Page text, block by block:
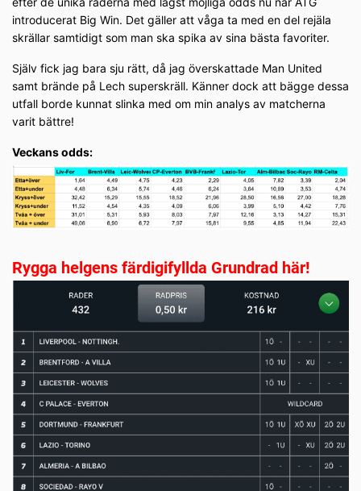
introducerat Big Win. Det gäller att våga ta med en del rejäla
skrällar samtidigt som man ska spika av sina bästa favoriter.
Själv fick jag bara sju rätt, då jag överskattade Man United
samt brände på Lech superskräll. Känner dock att bägge dessa
utfall borde kunnat slinka med om min analys av matcherna
varit bättre!
Veckans odds:
Rygga helgens färdigifyllda Grundrad här!